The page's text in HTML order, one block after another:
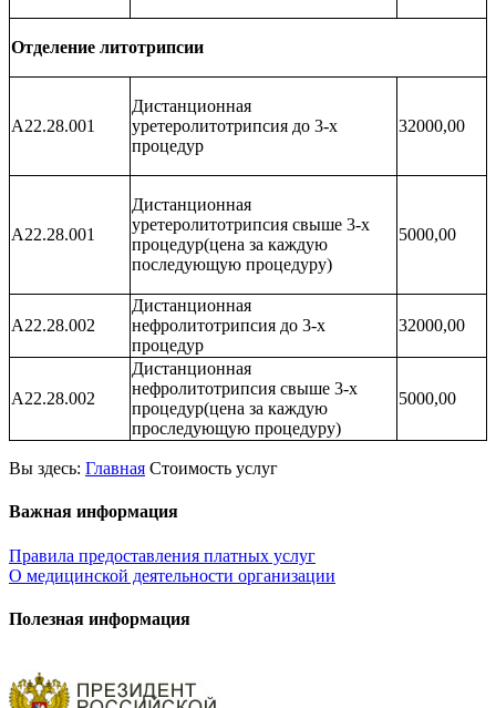
Отделение литотрипсии
A22.28.001
Дистанционная
уретеролитотрипсия до 3-х
процедур
32000,00
А22.28.001
Дистанционная
уретеролитотрипсия свыше 3-х
процедур(цена за каждую
последующую процедуру)
5000,00
А22.28.002
Дистанционная
нефролитотрипсия до 3-х
процедур
32000,00
А22.28.002
Дистанционная
нефролитотрипсия свыше 3-х
процедур(цена за каждую
проследующую процедуру)
5000,00
Вы здесь: Главная Стоимость услуг
Важная информация
Правила предоставления платных услуг
О медицинской деятельности организации
Полезная информация